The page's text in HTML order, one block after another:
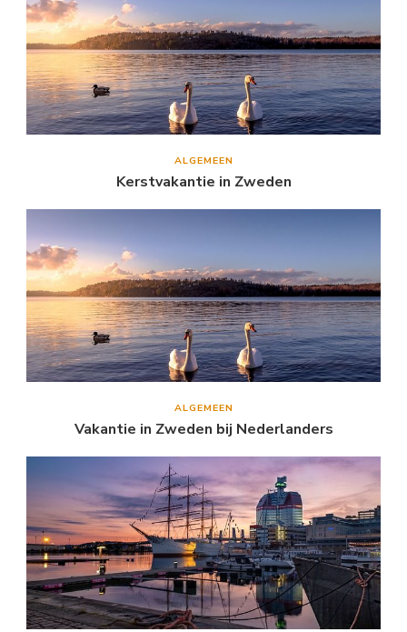
ALGEMEEN
Kerstvakantie in Zweden
ALGEMEEN
Vakantie in Zweden bij Nederlanders